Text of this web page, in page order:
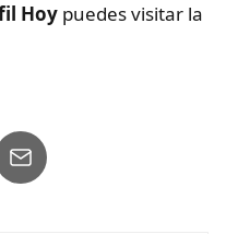
Hoy puedes visitar la